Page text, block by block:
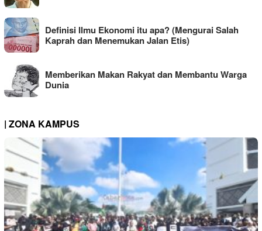
Definisi Ilmu Ekonomi itu apa? (Mengurai Salah
Kaprah dan Menemukan Jalan Etis)
Memberikan Makan Rakyat dan Membantu Warga
Dunia
| ZONA KAMPUS